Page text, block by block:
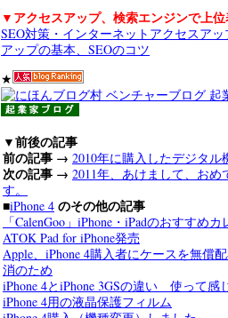
▼アクセスアップ、検索エンジンで上
SEO対策・インターネットアクセスア
アップの基本、SEOのコツ
★
▼前後の記事
前の記事 → 2010年に購入したデジタル
次の記事 → 2011年、あけまして、おめ
す。
■iPhone 4 のその他の記事
「CalenGoo」iPhone・iPadのおすすめ
ATOK Pad for iPhone発売
Apple、iPhone 4購入者にケースを無償
消のため
iPhone 4とiPhone 3GSの違い 使って感
iPhone 4用の液晶保護フィルム